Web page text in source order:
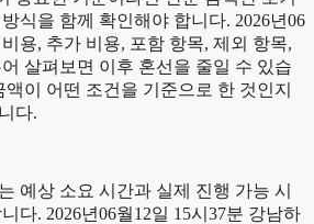
식을 함께 확인해야 합니다. 2026년06
용, 추가 비용, 포함 항목, 제외 항목,
살펴보면 이후 혼선을 줄일 수 있습
이 어떤 조건을 기준으로 한 것인지
다.
예상 소요 시간과 실제 진행 가능 시
다. 2026년06월12일 15시37분 강남하